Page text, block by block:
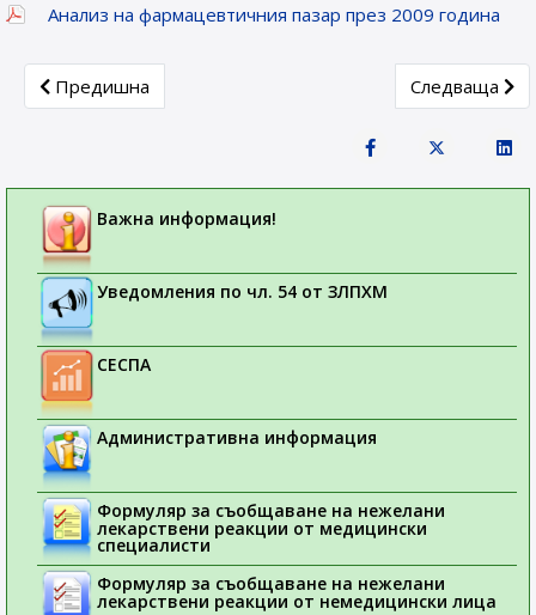
Анализ на фармацевтичния пазар през 2009 година
Previous article: Европейски регистър на клиничните
Предишна Next article:
Следваща
Важна информация!
Уведомления по чл. 54 от ЗЛПХМ
СЕСПА
Административна информация
Формуляр за съобщаване на нежелани
лекарствени реакции от медицински
специалисти
Формуляр за съобщаване на нежелани
лекарствени реакции от немедицински лица